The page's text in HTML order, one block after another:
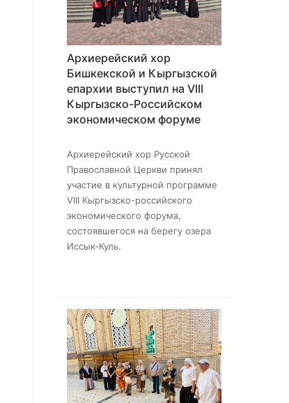
Архиерейский хор
Бишкекской и Кыргызской
епархии выступил на VIII
Кыргызско-Российском
экономическом форуме
Архиерейский хор Русской
Православной Церкви принял
участие в культурной программе
VIII Кыргызско-российского
экономического форума,
состоявшегося на берегу озера
Иссык-Куль.